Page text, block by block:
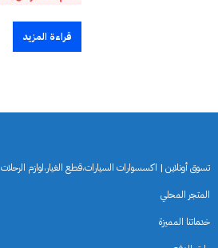
قراءة المزيد
تسوق أونلاين | اكسسوارات السيارات،قطع الغيار،لوازم الرحلات
المتجر المحلي
خدماتنا المميزة